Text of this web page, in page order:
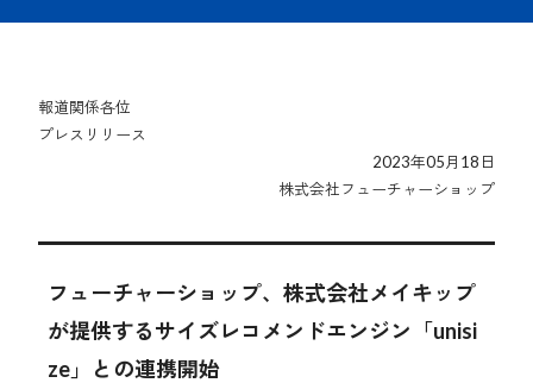
報道関係各位
プレスリリース
2023年05月18日
株式会社フューチャーショップ
フューチャーショップ、株式会社メイキップ
が提供するサイズレコメンドエンジン「unisi
ze」との連携開始